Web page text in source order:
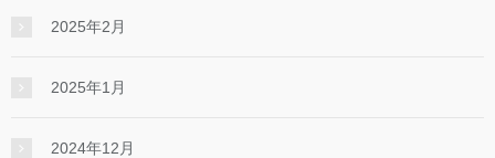
2025年2月
2025年1月
2024年12月